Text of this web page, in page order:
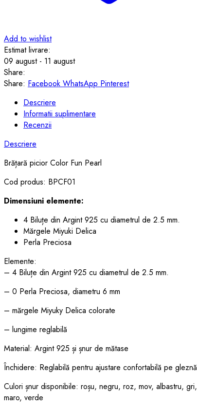
Add to wishlist
Estimat livrare:
09 august - 11 august
Share:
Share: Facebook WhatsApp Pinterest
Descriere
Informatii suplimentare
Recenzii
Descriere
Brățară picior Color Fun Pearl
Cod produs: BPCF01
Dimensiuni elemente:
4 Biluțe din Argint 925 cu diametrul de 2.5 mm.
Mărgele Miyuki Delica
Perla Preciosa
Elemente:
– 4 Biluțe din Argint 925 cu diametrul de 2.5 mm.
– 0 Perla Preciosa, diametru 6 mm
– mărgele Miyuky Delica colorate
– lungime reglabilă
Material: Argint 925 și șnur de mătase
Închidere: Reglabilă pentru ajustare confortabilă pe gleznă
Culori șnur disponibile: roșu, negru, roz, mov, albastru, gri,
maro, verde